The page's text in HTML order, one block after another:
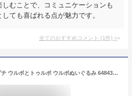
しむことで、コミュニケーションも
ても喜ばれる点が魅力です。
全てのおすすめコメント (1件) >
【お取り寄せ】セキグチ ウルポとトゥルポ ウルポぬいぐるみ 648436 キャラクター LUMIFILM フィンランド パペット アニメ ギフト プレゼント